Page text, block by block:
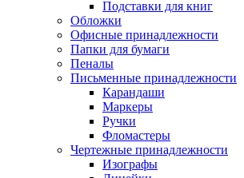
Подставки для книг
Обложки
Офисные принадлежности
Папки для бумаги
Пеналы
Письменные принадлежности
Карандаши
Маркеры
Ручки
Фломастеры
Чертежные принадлежности
Изографы